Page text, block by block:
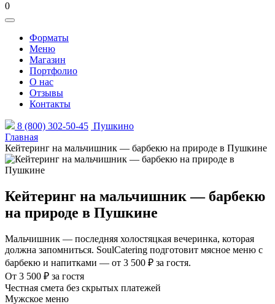
0
Форматы
Меню
Магазин
Портфолио
О нас
Отзывы
Контакты
8 (800) 302-50-45 Пушкино
Главная
Кейтеринг на мальчишник — барбекю на природе в Пушкине
Кейтеринг на мальчишник — барбекю
на природе в Пушкине
Мальчишник — последняя холостяцкая вечеринка, которая
должна запомниться. SoulCatering подготовит мясное меню с
барбекю и напитками — от 3 500 ₽ за гостя.
От 3 500 ₽ за гостя
Честная смета без скрытых платежей
Мужское меню